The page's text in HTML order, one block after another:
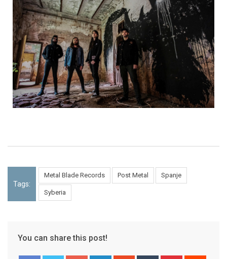
Tags:
Metal Blade Records Post Metal Spanje
Syberia
You can share this post!